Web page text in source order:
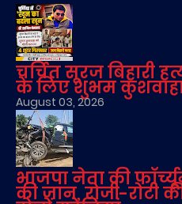
चर्चित सूरज बिहारी
के लिए शुभम कुशवाहा
August 03, 2026
भाजपा नेता की
की जान, रोजी-रोटी